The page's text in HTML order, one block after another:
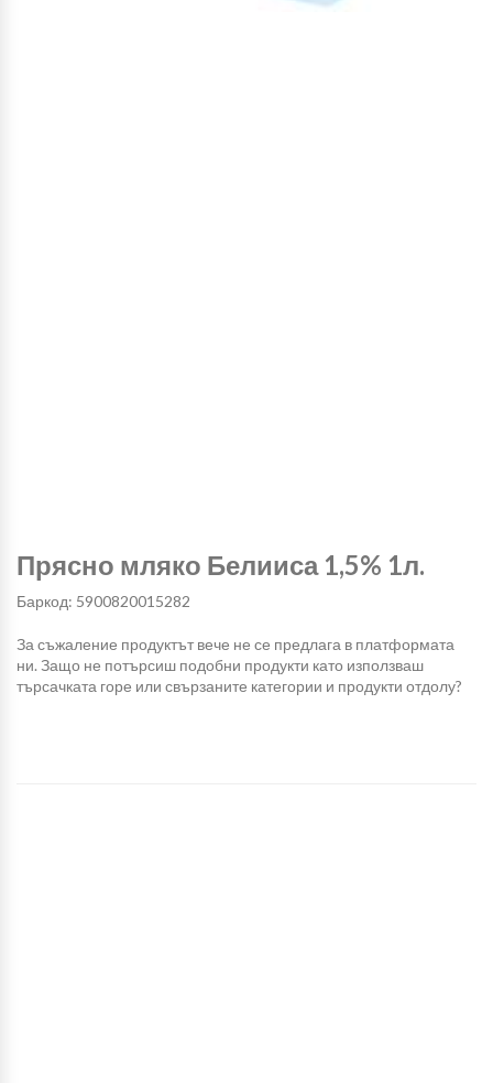
Прясно мляко Белииса 1,5% 1л.
Баркод: 5900820015282
За съжаление продуктът вече не се предлага в платформата
ни. Защо не потърсиш подобни продукти като използваш
търсачката горе или свързаните категории и продукти отдолу?